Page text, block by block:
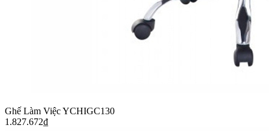
Ghế Làm Việc YCHIGC130
1.827.672₫